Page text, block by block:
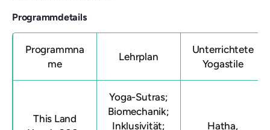
Programmdetails
Programmna
me
Lehrplan
Unterrichtete
Yogastile
This Land
Yoga-Sutras;
Biomechanik;
Inklusivität;
Hatha,